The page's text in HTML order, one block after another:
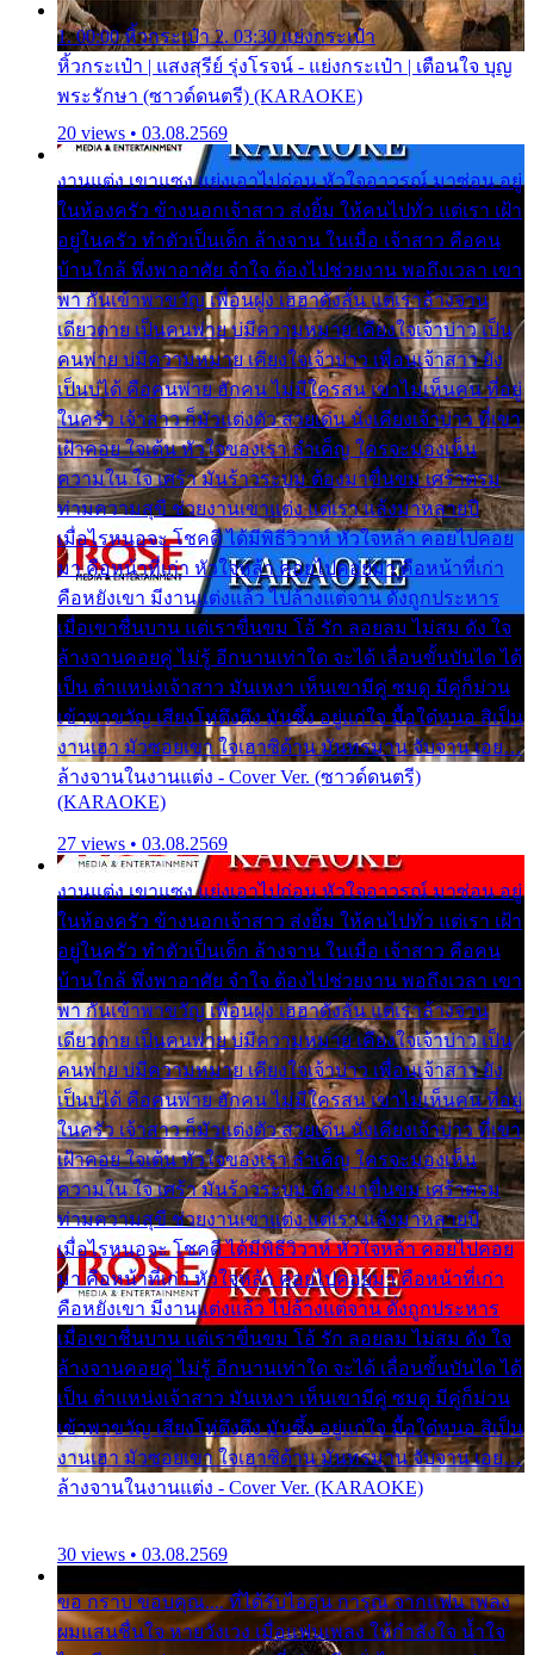
1. 00:00 หิ้วกระเป๋า 2. 03:30 แย่งกระเป๋า
หิ้วกระเป๋า | แสงสุรีย์ รุ่งโรจน์ - แย่งกระเป๋า | เตือนใจ บุญ
พระรักษา (ซาวด์ดนตรี) (KARAOKE)
20 views • 03.08.2569
งานแต่ง เขาแซง แย่งเอาไปก่อน หัวใจอาวรณ์ มาซ่อน อยู่
ในห้องครัว ข้างนอกเจ้าสาว ส่งยิ้ม ให้คนไปทั่ว แต่เรา เฝ้า
อยู่ในครัว ทำตัวเป็นเด็ก ล้างจาน ในเมื่อ เจ้าสาว คือคน
บ้านใกล้ พึ่งพาอาศัย จำใจ ต้องไปช่วยงาน พอถึงเวลา เขา
พา กันเข้าพาขวัญ เพื่อนฝูง เฮฮาดังลั่น แต่เราล้างจาน
เดียวดาย เป็นคนพ่าย บ่มีความหมาย เคียงใจเจ้าบ่าว เป็น
คนพ่าย บ่มีความหมาย เคียงใจเจ้าบ่าว เพื่อนเจ้าสาว ยัง
เป็นบ่ได้ คือคนพ่าย ฮักคน ไม่มีใครสน เขาไม่เห็นคน ที่อยู่
ในครัว เจ้าสาว ก็มัวแต่งตัว สวยเด่น นั่งเคียงเจ้าบ่าว ที่เขา
เฝ้าคอย ใจเต้น หัวใจของเรา ลำเค็ญ ใครจะมองเห็น
ความใน ใจ เศร้า มันร้าวระบม ต้องมาขื่นขม เศร้าตรม
ท่ามความสุขี ช่วยงานเขาแต่ง แต่เรา แล้งมาหลายปี
เมื่อไรหนอจะ โชคดี ได้มีพิธีวิวาห์ หัวใจหล้า คอยไปคอย
มา คือหน้าที่เก่า หัวใจหล้า คอยไปคอยมา คือหน้าที่เก่า
คือหยังเขา มีงานแต่งแล้ว ไปล้างแต่จาน ดั่งถูกประหาร
เมื่อเขาชื่นบาน แต่เราขื่นขม โอ้ รัก ลอยลม ไม่สม ดัง ใจ
ล้างจานคอยคู่ ไม่รู้ อีกนานเท่าใด จะได้ เลื่อนขั้นบันได ได้
เป็น ตำแหน่งเจ้าสาว มันเหงา เห็นเขามีคู่ ซมดู มีคู่ก็ม่วน
เข้าพาขวัญ เสียงโห่ตึงตึง มันซึ้ง อยู่แก่ใจ มื้อใด๋หนอ สิเป็น
งานเฮา มัวซอยเขา ใจเฮาซิด้าน มันทรมาน จับจาน เอย…
ล้างจานในงานแต่ง - Cover Ver. (ซาวด์ดนตรี)
(KARAOKE)
27 views • 03.08.2569
งานแต่ง เขาแซง แย่งเอาไปก่อน หัวใจอาวรณ์ มาซ่อน อยู่
ในห้องครัว ข้างนอกเจ้าสาว ส่งยิ้ม ให้คนไปทั่ว แต่เรา เฝ้า
อยู่ในครัว ทำตัวเป็นเด็ก ล้างจาน ในเมื่อ เจ้าสาว คือคน
บ้านใกล้ พึ่งพาอาศัย จำใจ ต้องไปช่วยงาน พอถึงเวลา เขา
พา กันเข้าพาขวัญ เพื่อนฝูง เฮฮาดังลั่น แต่เราล้างจาน
เดียวดาย เป็นคนพ่าย บ่มีความหมาย เคียงใจเจ้าบ่าว เป็น
คนพ่าย บ่มีความหมาย เคียงใจเจ้าบ่าว เพื่อนเจ้าสาว ยัง
เป็นบ่ได้ คือคนพ่าย ฮักคน ไม่มีใครสน เขาไม่เห็นคน ที่อยู่
ในครัว เจ้าสาว ก็มัวแต่งตัว สวยเด่น นั่งเคียงเจ้าบ่าว ที่เขา
เฝ้าคอย ใจเต้น หัวใจของเรา ลำเค็ญ ใครจะมองเห็น
ความใน ใจ เศร้า มันร้าวระบม ต้องมาขื่นขม เศร้าตรม
ท่ามความสุขี ช่วยงานเขาแต่ง แต่เรา แล้งมาหลายปี
เมื่อไรหนอจะ โชคดี ได้มีพิธีวิวาห์ หัวใจหล้า คอยไปคอย
มา คือหน้าที่เก่า หัวใจหล้า คอยไปคอยมา คือหน้าที่เก่า
คือหยังเขา มีงานแต่งแล้ว ไปล้างแต่จาน ดั่งถูกประหาร
เมื่อเขาชื่นบาน แต่เราขื่นขม โอ้ รัก ลอยลม ไม่สม ดัง ใจ
ล้างจานคอยคู่ ไม่รู้ อีกนานเท่าใด จะได้ เลื่อนขั้นบันได ได้
เป็น ตำแหน่งเจ้าสาว มันเหงา เห็นเขามีคู่ ซมดู มีคู่ก็ม่วน
เข้าพาขวัญ เสียงโห่ตึงตึง มันซึ้ง อยู่แก่ใจ มื้อใด๋หนอ สิเป็น
งานเฮา มัวซอยเขา ใจเฮาซิด้าน มันทรมาน จับจาน เอย…
ล้างจานในงานแต่ง - Cover Ver. (KARAOKE)
30 views • 03.08.2569
ขอ กราบ ขอบคุณ.... ที่ได้รับไออุ่น การุณ จากแฟน เพลง
ผมแสนชื่นใจ หายวังเวง เมื่อแฟนเพลง ให้กำลังใจ น้ำใจ